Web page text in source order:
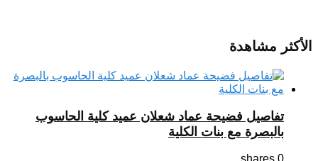
الأكثر مشاهدة
تفاصيل فضيحة عماد شعلان عميد كلية الحاسوب
بالبصرة مع بنات الكلية